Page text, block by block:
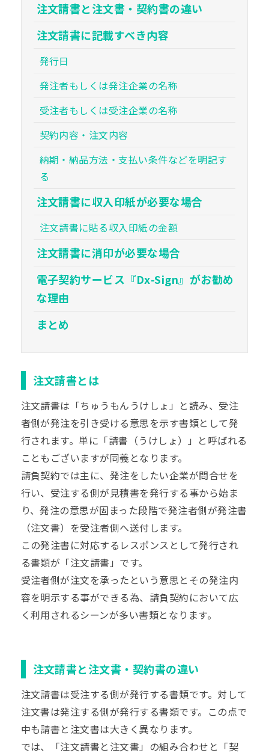
注文請書と注文書・契約書の違い
注文請書に記載すべき内容
発行日
発注者もしくは発注企業の名称
受注者もしくは受注企業の名称
契約内容・注文内容
納期・納品方法・支払い条件などを明記す
る
注文請書に収入印紙が必要な場合
注文請書に貼る収入印紙の金額
注文請書に消印が必要な場合
電子契約サービス『Dx-Sign』がお勧め
な理由
まとめ
注文請書とは
注文請書は「ちゅうもんうけしょ」と読み、受注
者側が発注を引き受ける意思を示す書類として発
行されます。単に「請書（うけしょ）」と呼ばれる
こともございますが同義となります。
請負契約では主に、発注をしたい企業が問合せを
行い、受注する側が見積書を発行する事から始ま
り、発注の意思が固まった段階で発注者側が発注書
（注文書）を受注者側へ送付します。
この発注書に対応するレスポンスとして発行され
る書類が「注文請書」です。
受注者側が注文を承ったという意思とその発注内
容を明示する事ができる為、請負契約において広
く利用されるシーンが多い書類となります。
注文請書と注文書・契約書の違い
注文請書は受注する側が発行する書類です。対して
注文書は発注する側が発行する書類です。この点で
中も請書と注文書は大きく異なります。
では、「注文請書と注文書」の組み合わせと「契